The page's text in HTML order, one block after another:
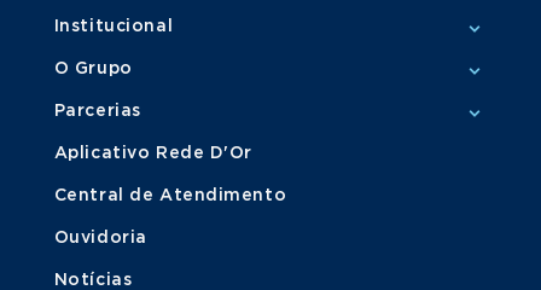
Institucional
O Grupo
Parcerias
Aplicativo Rede D'Or
Central de Atendimento
Ouvidoria
Notícias